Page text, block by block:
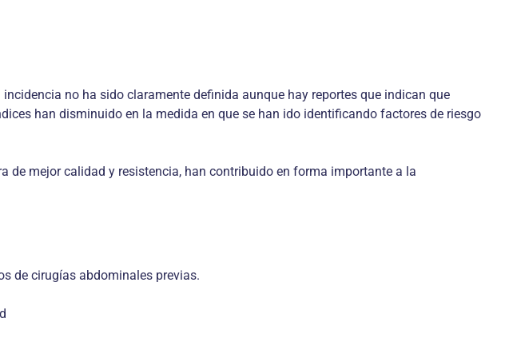
no ha sido claramente definida aunque hay reportes que indican que
han disminuido en la medida en que se han ido identificando factores de riesgo
de mejor calidad y resistencia, han contribuido en forma importante a la
de cirugías abdominales previas.